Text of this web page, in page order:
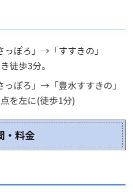
ぽろ」→「すすきの」
徒歩3分。
っぽろ」→「豊水すすきの」
を左に(徒歩1分)
・料金